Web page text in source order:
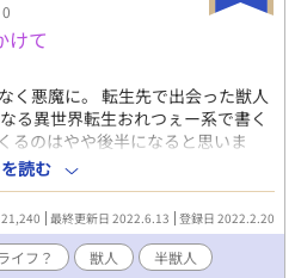
けて
く悪魔に。 転生先で出会った獣人
る異世界転生おれつぇー系で書く
るのはやや後半になると思いま
。 ※獣人は人間に耳と尻尾が生え
読む
最終更新日 2022.6.13 登録日 2022.2.20
イフ？ 獣人 半獣人